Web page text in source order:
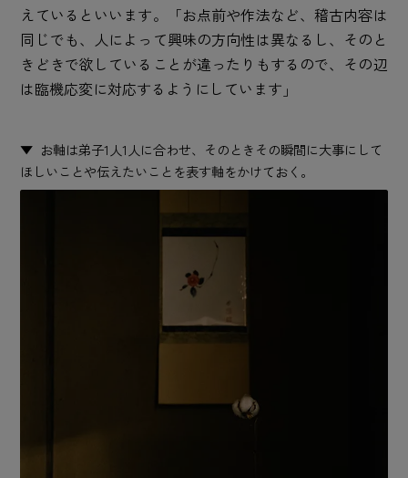
えているといいます。「お点前や作法など、稽古内容は
同じでも、人によって興味の方向性は異なるし、そのと
きどきで欲していることが違ったりもするので、その辺
は臨機応変に対応するようにしています」
お軸は弟子1人1人に合わせ、そのときその瞬間に大事にして
ほしいことや伝えたいことを表す軸をかけておく。